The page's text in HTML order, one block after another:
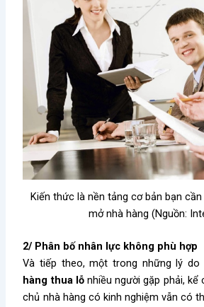
Kiến thức là nền tảng cơ bản bạn
mở nhà hàng (Nguồn:
2/ Phân bố nhân lực không phù hợp
Và tiếp theo, một trong những lý do
hàng thua lỗnhiều người gặp phải, kể
chủ nhà hàng có kinh nghiệm vẫn có